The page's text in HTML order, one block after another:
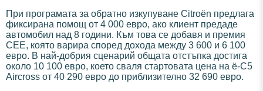
При програмата за обратно изкупуване Citroën предлага
фиксирана помощ от 4 000 евро, ако клиент предаде
автомобил над 8 години. Към това се добавя и премия
CEE, която варира според дохода между 3 600 и 6 100
евро. В най-добрия сценарий общата отстъпка достига
около 10 100 евро, което сваля стартовата цена на ë-C5
Aircross от 40 290 евро до приблизително 32 690 евро.